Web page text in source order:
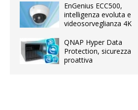
EnGenius ECC500,
intelligenza evoluta e
videosorveglianza 4K
QNAP Hyper Data
Protection, sicurezza
proattiva